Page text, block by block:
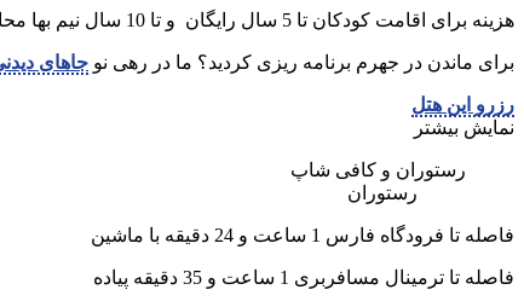
هزینه برای اقامت کودکان تا 5 سال رایگان و تا 10 سال نیم بها محاسبه می‌گردد.
برای ماندن در جهرم برنامه ریزی کردید؟ ما در رهی نو جاهای
رزرو این هتل
نمایش بیشتر
رستوران و کافی شاپ
رستوران
فاصله تا فرودگاه فارس 1 ساعت و 24 دقیقه با ماشین
فاصله تا ترمینال مسافربری 1 ساعت و 35 دقیقه پیاده